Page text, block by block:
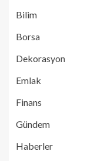
Bilim
Borsa
Dekorasyon
Emlak
Finans
Gündem
Haberler